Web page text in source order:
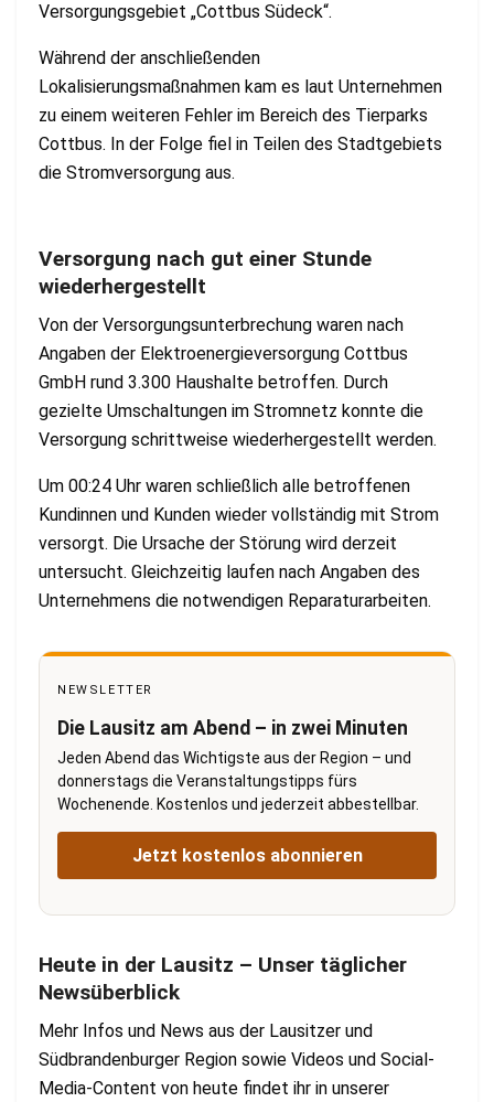
Versorgungsgebiet „Cottbus Südeck“.
Während der anschließenden
Lokalisierungsmaßnahmen kam es laut Unternehmen
zu einem weiteren Fehler im Bereich des Tierparks
Cottbus. In der Folge fiel in Teilen des Stadtgebiets
die Stromversorgung aus.
Versorgung nach gut einer Stunde
wiederhergestellt
Von der Versorgungsunterbrechung waren nach
Angaben der Elektroenergieversorgung Cottbus
GmbH rund 3.300 Haushalte betroffen. Durch
gezielte Umschaltungen im Stromnetz konnte die
Versorgung schrittweise wiederhergestellt werden.
Um 00:24 Uhr waren schließlich alle betroffenen
Kundinnen und Kunden wieder vollständig mit Strom
versorgt. Die Ursache der Störung wird derzeit
untersucht. Gleichzeitig laufen nach Angaben des
Unternehmens die notwendigen Reparaturarbeiten.
NEWSLETTER
Die Lausitz am Abend – in zwei Minuten
Jeden Abend das Wichtigste aus der Region – und
donnerstags die Veranstaltungstipps fürs
Wochenende. Kostenlos und jederzeit abbestellbar.
Jetzt kostenlos abonnieren
Heute in der Lausitz – Unser täglicher
Newsüberblick
Mehr Infos und News aus der Lausitzer und
Südbrandenburger Region sowie Videos und Social-
Media-Content von heute findet ihr in unserer